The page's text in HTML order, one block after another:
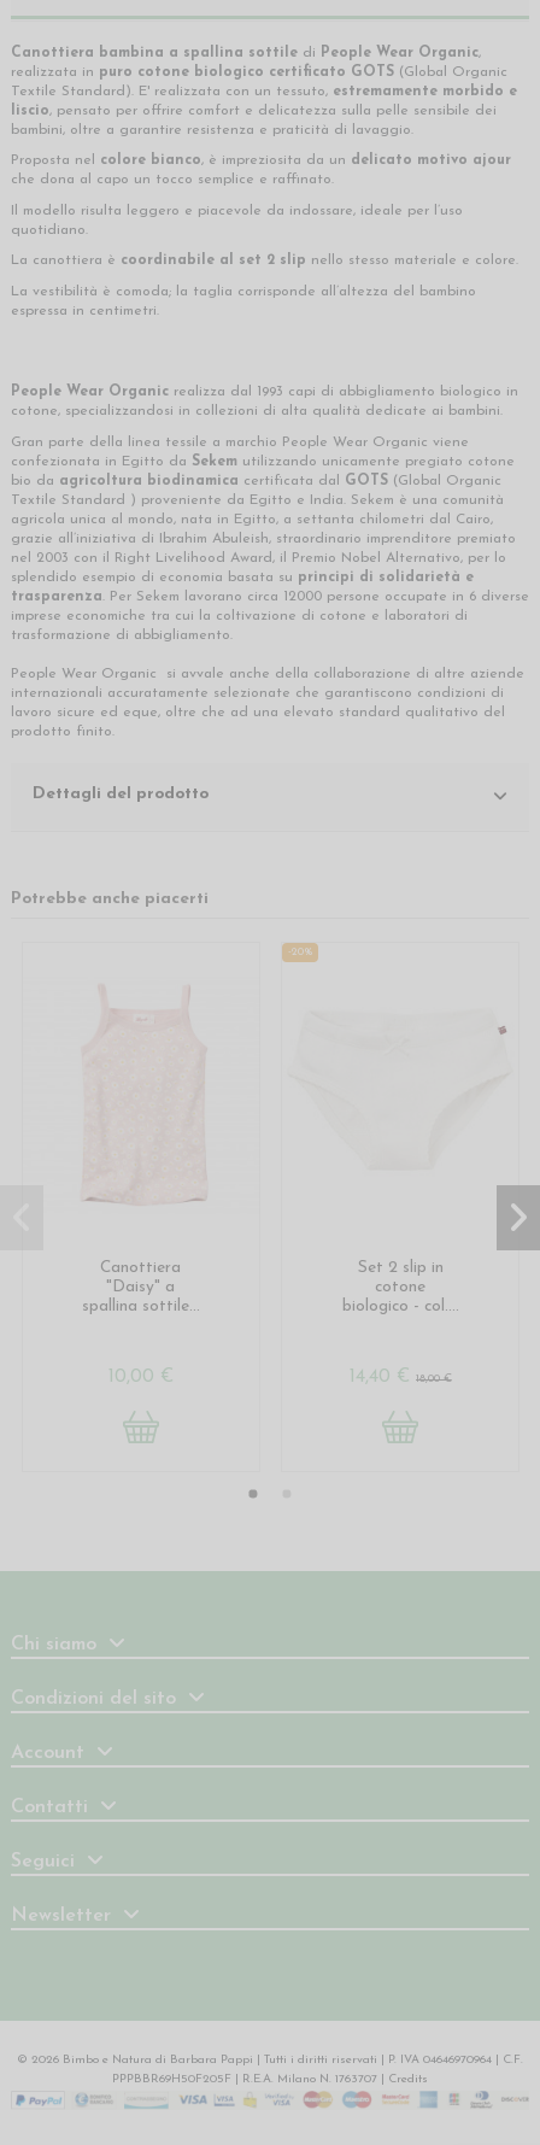
Canottiera bambina a spallina sottile di People Wear Organic,
realizzata in puro cotone biologico certificato GOTS (Global Organic
Textile Standard). E' realizzata con un tessuto, estremamente morbido e
liscio, pensato per offrire comfort e delicatezza sulla pelle sensibile dei
bambini, oltre a garantire resistenza e praticità di lavaggio.
Proposta nel colore bianco, è impreziosita da un delicato motivo ajour
che dona al capo un tocco semplice e raffinato.
Il modello risulta leggero e piacevole da indossare, ideale per l’uso
quotidiano.
La canottiera è coordinabile al set 2 slip nello stesso materiale e colore.
La vestibilità è comoda; la taglia corrisponde all’altezza del bambino
espressa in centimetri.
People Wear Organic realizza dal 1993 capi di abbigliamento biologico in
cotone, specializzandosi in collezioni di alta qualità dedicate ai bambini.
Gran parte della linea tessile a marchio People Wear Organic viene
confezionata in Egitto da Sekem utilizzando unicamente pregiato cotone
bio da agricoltura biodinamica certificata dal GOTS (Global Organic
Textile Standard ) proveniente da Egitto e India. Sekem è una comunità
agricola unica al mondo, nata in Egitto, a settanta chilometri dal Cairo,
grazie all’iniziativa di Ibrahim Abuleish, straordinario imprenditore premiato
nel 2003 con il Right Livelihood Award, il Premio Nobel Alternativo, per lo
splendido esempio di economia basata su principi di solidarietà e
trasparenza. Per Sekem lavorano circa 12000 persone occupate in 6 diverse
imprese economiche tra cui la coltivazione di cotone e laboratori di
trasformazione di abbigliamento.
People Wear Organic si avvale anche della collaborazione di altre aziende
internazionali accuratamente selezionate che garantiscono condizioni di
lavoro sicure ed eque, oltre che ad una elevato standard qualitativo del
prodotto finito.
Dettagli del prodotto
Potrebbe anche piacerti
Canottiera
"Daisy" a
spallina sottile...
10,00 €
-20%
Set 2 slip in
cotone
biologico - col....
14,40 € 18,00 €
Chi siamo
Condizioni del sito
Account
Contatti
Seguici
Newsletter
© 2026 Bimbo e Natura di Barbara Pappi | Tutti i diritti riservati | P. IVA 04646970964 | C.F.
PPPBBR69H50F205F | R.E.A. Milano N. 1763707 | Credits